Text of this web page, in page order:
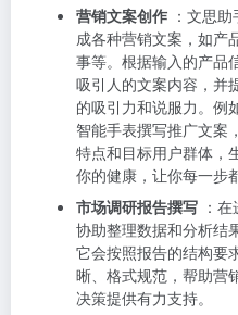
营销文案创作 ：文思
成各种营销文案，如产
事等。根据输入的产品
吸引人的文案内容，并
的吸引力和说服力。例
智能手表撰写推广文案
特点和目标用户群体，
你的健康，让你每一步
市场调研报告撰写 ：
协助整理数据和分析结
它会按照报告的结构要
晰、格式规范，帮助营
决策提供有力支持。